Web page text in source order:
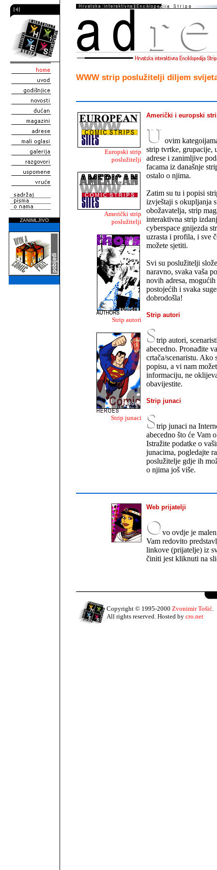
ZANIMLJIVO
WWW strip poslužitelji diljem
Europski strip
poslužitelji
Američki strip
poslužitelji
Strip autori
Strip junaci
Američki i europski
ovim
strip tvrtke, grupacije,
adrese i zanimljive
facama iz današnje
ostalo o njima.
Zatim su tu i popisi
izvještaji s okupljanja
obožavatelja, strip
interaktivna strip
cyberspace gnijezda
uzrasta i profila, i sve
možete sjetiti.
Svi su poslužitelji
naravno, svaka vaša
novih adresa,
postojećih i svaka
dobrodošla!
Strip autori
trip autori,
abecedno. Pronađite
crtača/scenaristu. Ako
popisu, a vi nam
informaciju, ne
obavijestite.
Strip junaci
trip junaci na
abecedno što će Vam
Istražite podatke o
junacima, pogledajte
poslužitelje gdje ih
o njima još više.
Web prijatelji
vo ovdje je
Vam redovito
linkove (prijatelje) iz
činiti jest kliknuti na
Copyright © 1995-2000 Zvonimir Tošić.
All rights reserved. Hosted by cro.net